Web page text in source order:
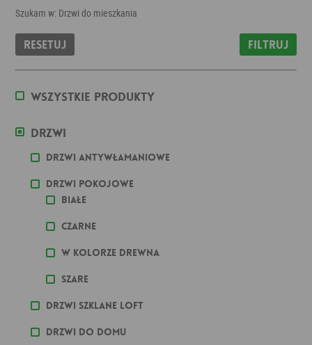
Szukam w: Drzwi do mieszkania
Resetuj Filtruj
Wszystkie produkty
Drzwi
Drzwi antywłamaniowe
Drzwi pokojowe
Białe
Czarne
W kolorze drewna
Szare
Drzwi szklane loft
Drzwi do domu